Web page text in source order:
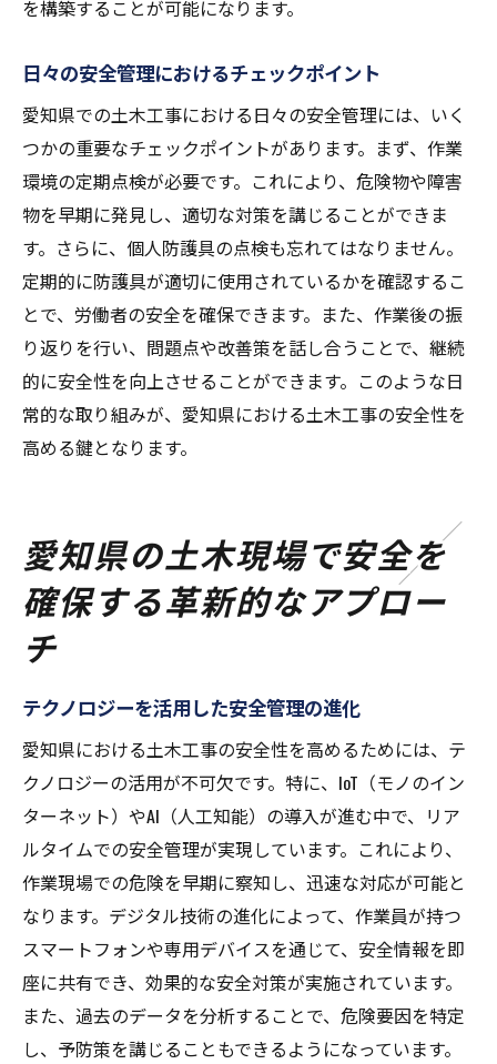
愛知県の土木工事における持続可能な安全
未来の土木工事現場における安全性のビジ
ョン
企業と政府の協力による安全性向上の未来
新技術導入による安全文化の変容
を構築することが可能になります。
日々の安全管理におけるチェックポイント
愛知県での土木工事における日々の安全管理には、いく
つかの重要なチェックポイントがあります。まず、作業
環境の定期点検が必要です。これにより、危険物や障害
物を早期に発見し、適切な対策を講じることができま
す。さらに、個人防護具の点検も忘れてはなりません。
定期的に防護具が適切に使用されているかを確認するこ
とで、労働者の安全を確保できます。また、作業後の振
り返りを行い、問題点や改善策を話し合うことで、継続
的に安全性を向上させることができます。このような日
常的な取り組みが、愛知県における土木工事の安全性を
高める鍵となります。
愛知県の土木現場で安全を
確保する革新的なアプロー
チ
テクノロジーを活用した安全管理の進化
愛知県における土木工事の安全性を高めるためには、テ
クノロジーの活用が不可欠です。特に、IoT（モノのイン
ターネット）やAI（人工知能）の導入が進む中で、リア
ルタイムでの安全管理が実現しています。これにより、
作業現場での危険を早期に察知し、迅速な対応が可能と
なります。デジタル技術の進化によって、作業員が持つ
スマートフォンや専用デバイスを通じて、安全情報を即
座に共有でき、効果的な安全対策が実施されています。
また、過去のデータを分析することで、危険要因を特定
し、予防策を講じることもできるようになっています。